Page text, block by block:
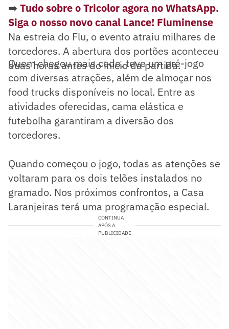
➡️ Tudo sobre o Tricolor agora no WhatsApp.
Siga o nosso novo canal Lance! Fluminense
Na estreia do Flu, o evento atraiu milhares de
torcedores. A abertura dos portões aconteceu
duas horas antes do início da partida.
Quem chegou mais cedo, teve um pré-jogo
com diversas atrações, além de almoçar nos
food trucks disponíveis no local. Entre as
atividades oferecidas, cama elástica e
futebolha garantiram a diversão dos
torcedores.
Quando começou o jogo, todas as atenções se
voltaram para os dois telões instalados no
gramado. Nos próximos confrontos, a Casa
Laranjeiras terá uma programação especial.
CONTINUA
APÓS A
PUBLICIDADE